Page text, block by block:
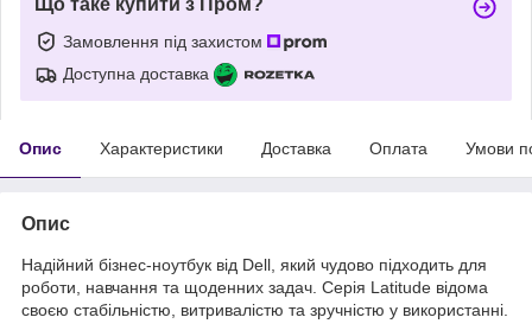
Замовлення під захистом
Доступна доставка
Опис Характеристики Доставка Оплата Умови
Опис
Надійний бізнес-ноутбук від Dell, який чудово підходить для
роботи, навчання та щоденних задач. Серія Latitude відома
своєю стабільністю, витривалістю та зручністю у використанні.